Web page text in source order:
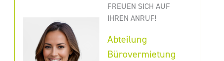
FREUEN SICH AUF
IHREN ANRUF!
Abteilung
Bürovermietung